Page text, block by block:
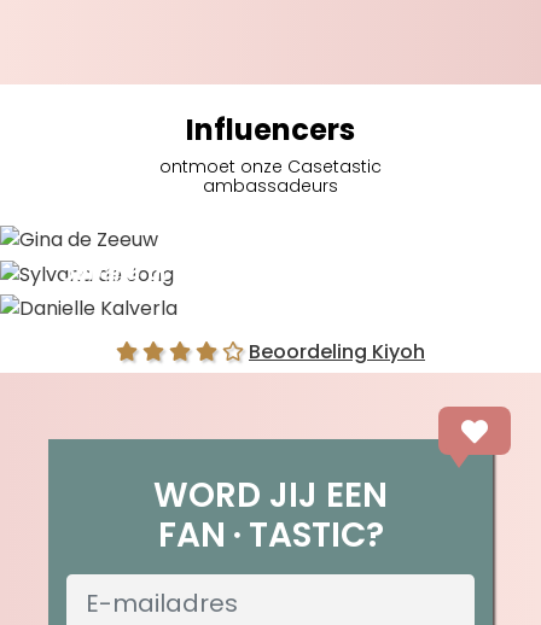
Influencers
ontmoet onze Casetastic
ambassadeurs
Sylvana de Jong
Beoordeling Kiyoh
WORD JIJ EEN
FAN TASTIC?